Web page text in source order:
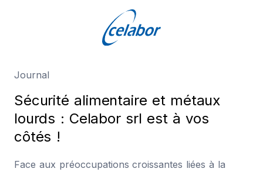
Journal
Sécurité alimentaire et métaux
lourds : Celabor srl est à vos
côtés !
Face aux préoccupations croissantes liées à la